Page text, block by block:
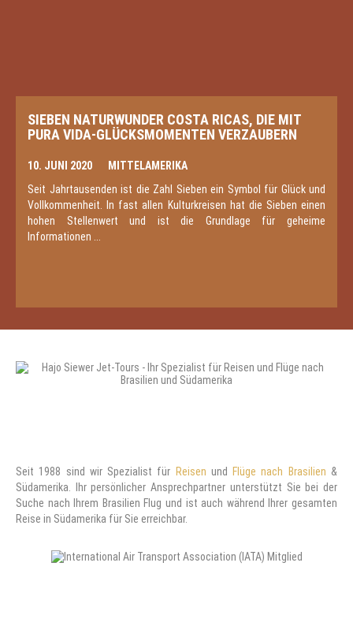
SIEBEN NATURWUNDER COSTA RICAS, DIE MIT
PURA VIDA-GLÜCKSMOMENTEN VERZAUBERN
10. JUNI 2020
MITTELAMERIKA
Seit Jahrtausenden ist die Zahl Sieben ein Symbol für Glück und
Vollkommenheit. In fast allen Kulturkreisen hat die Sieben einen
hohen Stellenwert und ist die Grundlage für geheime
Informationen ...
Seit 1988 sind wir Spezialist für Reisen und Flüge nach Brasilien &
Südamerika. Ihr persönlicher Ansprechpartner unterstützt Sie bei der
Suche nach Ihrem Brasilien Flug und ist auch während Ihrer gesamten
Reise in Südamerika für Sie erreichbar.